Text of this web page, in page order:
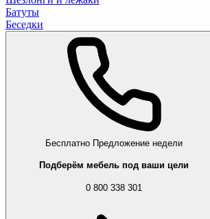
Батуты
Беседки
Бесплатно Предложение недели
Подберём мебель под ваши цели
0 800 338 301